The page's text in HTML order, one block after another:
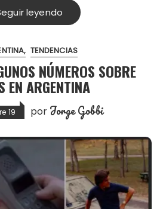
leyendo
TENDENCIAS
NÚMEROS SOBRE
EN ARGENTINA
19 por Jorge Gobbi